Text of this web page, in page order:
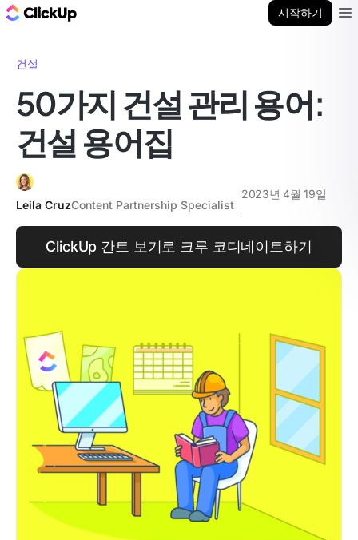
시작하기
건설
50가지 건설 관리 용어:
건설 용어집
Leila CruzContent Partnership Specialist
2023년 4월 19일
ClickUp 간트 보기로 크루 코디네이트하기